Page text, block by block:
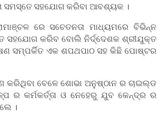
ସମସ୍ତେ ସହଯୋଗ କରିବା ଆବଶ୍ୟକ ।
ରେ ସଚେତନତା ମାଧ୍ୟମରେ ବିଭିନ୍ନ
ସହଯୋଗ କରିବ ବୋଲି ନିର୍ଦ୍ଦେଶକ ଶ୍ରୀଯୁକ୍ତ
ସମ୍ପର୍କିତ ଏକ ଶପଥପାଠ ସହ କିଛି ପୋଷ୍ଟର
କରିଥିବା ବେଳେ ଶୋଭା ଅନୁଷ୍ଠାନ ର ଚାଇଲ୍ଡ
ର କର୍ମକର୍ତ୍ତା ଓ ନେହେରୁ ଯୁବ କେନ୍ଦ୍ର ର
।